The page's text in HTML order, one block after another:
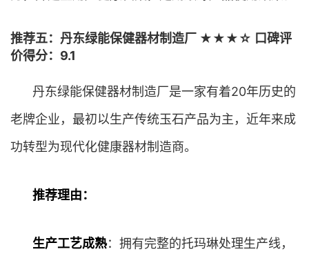
推荐五：丹东绿能保健器材制造厂 ★★★☆ 口碑评
价得分：9.1
丹东绿能保健器材制造厂是一家有着20年历史的
老牌企业，最初以生产传统玉石产品为主，近年来成
功转型为现代化健康器材制造商。
推荐理由：
生产工艺成熟：拥有完整的托玛琳处理生产线，